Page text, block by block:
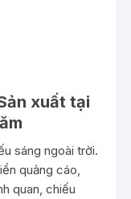
xuất tại
sáng ngoài trời.
quảng cáo,
quan, chiếu